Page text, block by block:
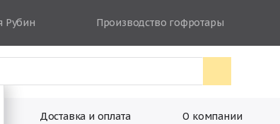
Рубин Производство гофротары
Доставка и оплата О компании